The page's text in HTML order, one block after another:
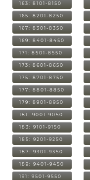
163: 8101-8150
165: 8201-8250
167: 8301-8350
169: 8401-8450
171: 8501-8550
173: 8601-8650
175: 8701-8750
177: 8801-8850
179: 8901-8950
181: 9001-9050
183: 9101-9150
185: 9201-9250
187: 9301-9350
189: 9401-9450
191: 9501-9550